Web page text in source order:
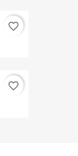
favorite_border
favorite_border